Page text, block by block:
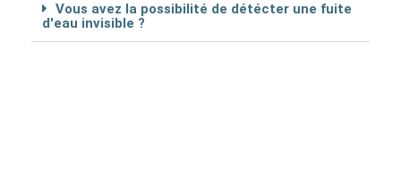
Vous avez la possibilité de détécter une fuite
d'eau invisible ?